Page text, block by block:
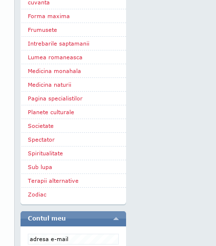
cuvanta
Forma maxima
Frumusete
Intrebarile saptamanii
Lumea romaneasca
Medicina monahala
Medicina naturii
Pagina specialistilor
Planete culturale
Societate
Spectator
Spiritualitate
Sub lupa
Terapii alternative
Zodiac
Contul meu